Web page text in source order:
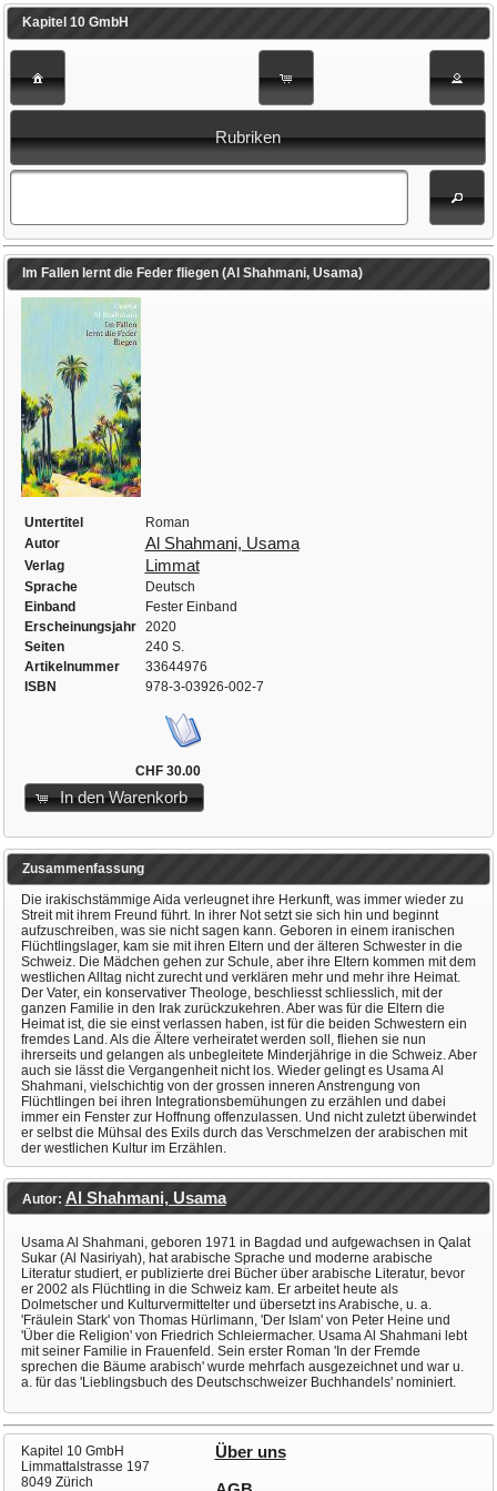
Kapitel 10 GmbH
Rubriken
Im Fallen lernt die Feder fliegen (Al Shahmani, Usama)
Untertitel
Roman
Autor
Al Shahmani, Usama
Verlag Limmat
Sprache
Deutsch
Einband
Fester Einband
Erscheinungsjahr
2020
Seiten
240 S.
Artikelnummer
33644976
ISBN
978-3-03926-002-7
CHF 30.00
In den Warenkorb
Zusammenfassung
Die irakischstämmige Aida verleugnet ihre Herkunft, was immer wieder zu
Streit mit ihrem Freund führt. In ihrer Not setzt sie sich hin und beginnt
aufzuschreiben, was sie nicht sagen kann. Geboren in einem iranischen
Flüchtlingslager, kam sie mit ihren Eltern und der älteren Schwester in die
Schweiz. Die Mädchen gehen zur Schule, aber ihre Eltern kommen mit dem
westlichen Alltag nicht zurecht und verklären mehr und mehr ihre Heimat.
Der Vater, ein konservativer Theologe, beschliesst schliesslich, mit der
ganzen Familie in den Irak zurückzukehren. Aber was für die Eltern die
Heimat ist, die sie einst verlassen haben, ist für die beiden Schwestern ein
fremdes Land. Als die Ältere verheiratet werden soll, fliehen sie nun
ihrerseits und gelangen als unbegleitete Minderjährige in die Schweiz. Aber
auch sie lässt die Vergangenheit nicht los. Wieder gelingt es Usama Al
Shahmani, vielschichtig von der grossen inneren Anstrengung von
Flüchtlingen bei ihren Integrationsbemühungen zu erzählen und dabei
immer ein Fenster zur Hoffnung offenzulassen. Und nicht zuletzt überwindet
er selbst die Mühsal des Exils durch das Verschmelzen der arabischen mit
der westlichen Kultur im Erzählen.
Autor: Al Shahmani, Usama
Usama Al Shahmani, geboren 1971 in Bagdad und aufgewachsen in Qalat
Sukar (Al Nasiriyah), hat arabische Sprache und moderne arabische
Literatur studiert, er publizierte drei Bücher über arabische Literatur, bevor
er 2002 als Flüchtling in die Schweiz kam. Er arbeitet heute als
Dolmetscher und Kulturvermittelter und übersetzt ins Arabische, u. a.
'Fräulein Stark' von Thomas Hürlimann, 'Der Islam' von Peter Heine und
'Über die Religion' von Friedrich Schleiermacher. Usama Al Shahmani lebt
mit seiner Familie in Frauenfeld. Sein erster Roman 'In der Fremde
sprechen die Bäume arabisch' wurde mehrfach ausgezeichnet und war u.
a. für das 'Lieblingsbuch des Deutschschweizer Buchhandels' nominiert.
Kapitel 10 GmbH
Limmattalstrasse 197
8049 Zürich
Über uns